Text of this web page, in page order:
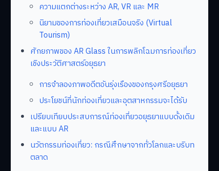
ความแตกต่างระหว่าง AR, VR และ MR
นิยามของการท่องเที่ยวเสมือนจริง (Virtual
Tourism)
ศักยภาพของ AR Glass ในการพลิกโฉมการท่องเที่ยว
เชิงประวัติศาสตร์อยุธยา
การจำลองภาพอดีตอันรุ่งเรืองของกรุงศรีอยุธยา
ประโยชน์ที่นักท่องเที่ยวและอุตสาหกรรมจะได้รับ
เปรียบเทียบประสบการณ์ท่องเที่ยวอยุธยาแบบดั้งเดิม
และแบบ AR
นวัตกรรมท่องเที่ยว: กรณีศึกษาจากทั่วโลกและบริบท
ตลาด